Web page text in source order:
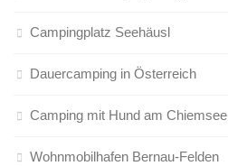
Campingplatz Seehäusl
Dauercamping in Österreich
Camping mit Hund am Chiemsee
Wohnmobilhafen Bernau-Felden